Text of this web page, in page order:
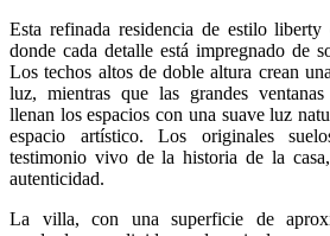
Esta refinada residencia de estilo liberty
donde cada detalle está impregnado de
Los techos altos de doble altura crean
luz, mientras que las grandes
llenan los espacios con una suave luz
espacio artístico. Los originales
testimonio vivo de la historia de la
autenticidad.
La villa, con una superficie de